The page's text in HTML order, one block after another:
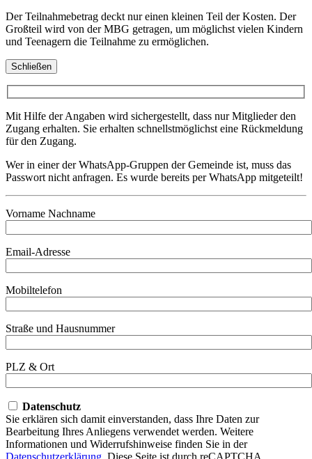
Der Teilnahmebetrag deckt nur einen kleinen Teil der Kosten. Der
Großteil wird von der MBG getragen, um möglichst vielen Kindern
und Teenagern die Teilnahme zu ermöglichen.
Schließen
Mit Hilfe der Angaben wird sichergestellt, dass nur Mitglieder den
Zugang erhalten. Sie erhalten schnellstmöglichst eine Rückmeldung
für den Zugang.
Wer in einer der WhatsApp-Gruppen der Gemeinde ist, muss das
Passwort nicht anfragen. Es wurde bereits per WhatsApp mitgeteilt!
Vorname Nachname
Email-Adresse
Mobiltelefon
Straße und Hausnummer
PLZ & Ort
Datenschutz
Sie erklären sich damit einverstanden, dass Ihre Daten zur
Bearbeitung Ihres Anliegens verwendet werden. Weitere
Informationen und Widerrufshinweise finden Sie in der
Datenschutzerklärung . Diese Seite ist durch reCAPTCHA